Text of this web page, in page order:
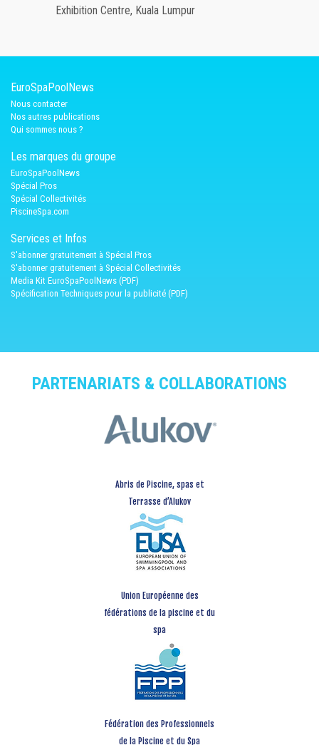
Exhibition Centre, Kuala Lumpur
EuroSpaPoolNews
Nous contacter
Nos autres publications
Qui sommes nous ?
Les marques du groupe
EuroSpaPoolNews
Spécial Pros
Spécial Collectivités
PiscineSpa.com
Services et Infos
S'abonner gratuitement à Spécial Pros
S'abonner gratuitement à Spécial Collectivités
Media Kit EuroSpaPoolNews (PDF)
Spécification Techniques pour la publicité (PDF)
PARTENARIATS & COLLABORATIONS
Abris de Piscine, spas et
Terrasse d’Alukov
Union Européenne des
fédérations de la piscine et du
spa
Fédération des Professionnels
de la Piscine et du Spa